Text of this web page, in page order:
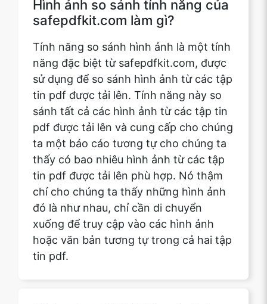
năng đặc biệt từ safepdfkit.com, được
sử dụng để so sánh hình ảnh từ các tập
tin pdf được tải lên. Tính năng này so
sánh tất cả các hình ảnh từ các tập tin
pdf được tải lên và cung cấp cho chúng
ta một báo cáo tương tự cho chúng ta
thấy có bao nhiêu hình ảnh từ các tập
tin pdf được tải lên phù hợp. Nó thậm
chí cho chúng ta thấy những hình ảnh
đó là như nhau, chỉ cần di chuyển
xuống để truy cập vào các hình ảnh
hoặc văn bản tương tự trong cả hai tập
tin pdf.
Chúng ta có thể thấy văn bản